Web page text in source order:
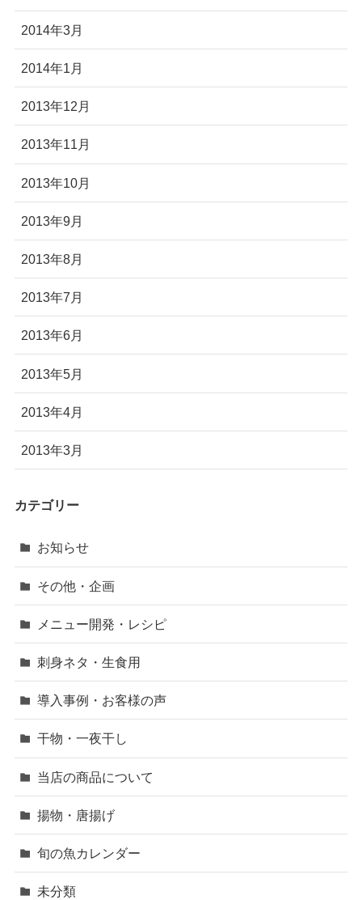
2014年3月
2014年1月
2013年12月
2013年11月
2013年10月
2013年9月
2013年8月
2013年7月
2013年6月
2013年5月
2013年4月
2013年3月
カテゴリー
お知らせ
その他・企画
メニュー開発・レシピ
刺身ネタ・生食用
導入事例・お客様の声
干物・一夜干し
当店の商品について
揚物・唐揚げ
旬の魚カレンダー
未分類